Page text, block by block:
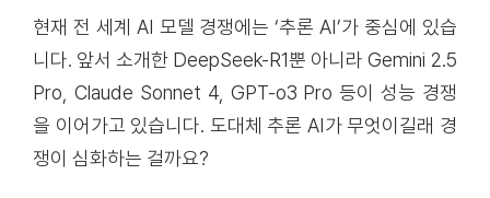
현재 전 세계 AI 모델 경쟁에는 ‘추론 AI’가 중심에 있습
니다. 앞서 소개한 DeepSeek-R1뿐 아니라 Gemini 2.5
Pro, Claude Sonnet 4, GPT-o3 Pro 등이 성능 경쟁
을 이어가고 있습니다. 도대체 추론 AI가 무엇이길래 경
쟁이 심화하는 걸까요?